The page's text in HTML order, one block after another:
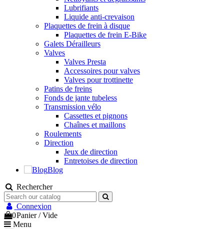
Lubrifiants
Liquide anti-crevaison
Plaquettes de frein à disque
Plaquettes de frein E-Bike
Galets Dérailleurs
Valves
Valves Presta
Accessoires pour valves
Valves pour trottinette
Patins de freins
Fonds de jante tubeless
Transmission vélo
Cassettes et pignons
Chaînes et maillons
Roulements
Direction
Jeux de direction
Entretoises de direction
Blog
Rechercher
Connexion
0Panier /Vide
Menu